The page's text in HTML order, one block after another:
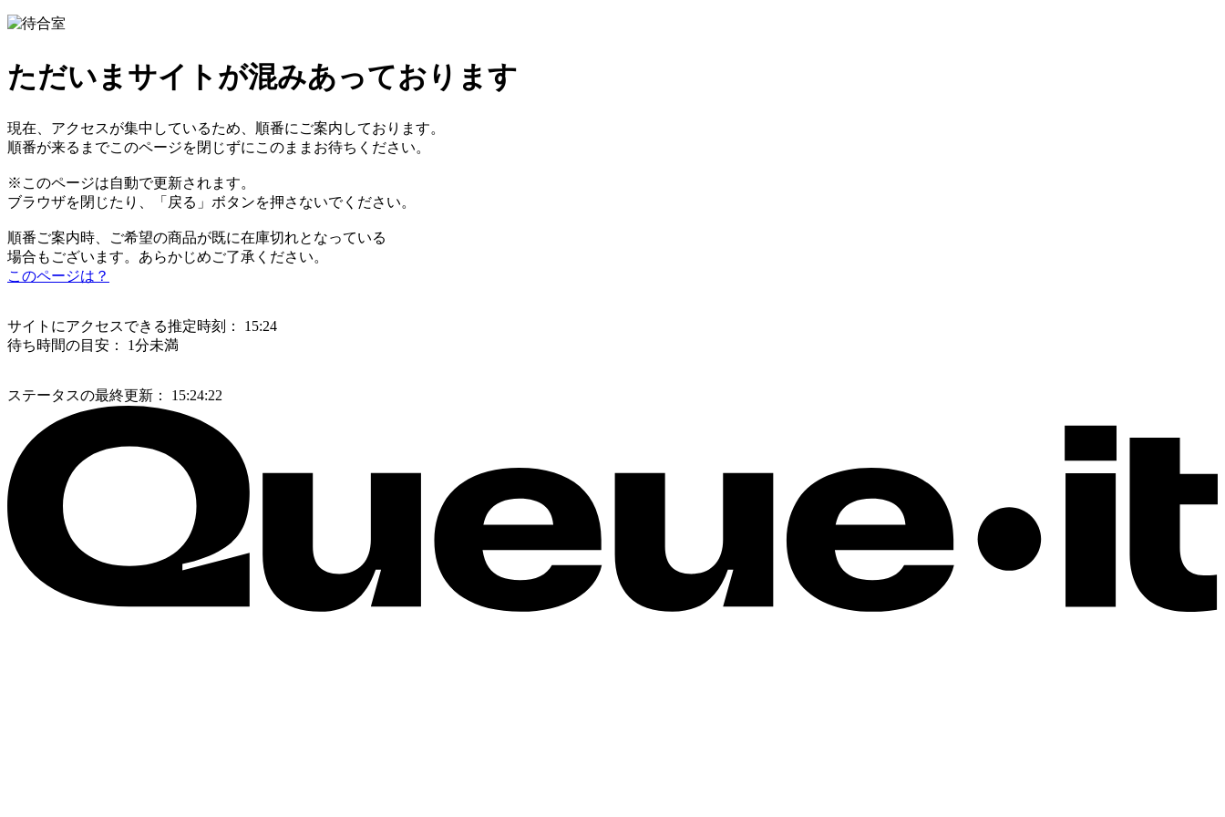
ただいまサイトが混みあっております
現在、アクセスが集中しているため、順番にご案内しております。
順番が来るまでこのページを閉じずにこのままお待ちください。
※このページは自動で更新されます。
ブラウザを閉じたり、「戻る」ボタンを押さないでください。
順番ご案内時、ご希望の商品が既に在庫切れとなっている
場合もございます。あらかじめご了承ください。
このページは？
サイトにアクセスできる推定時刻：
15:24
待ち時間の目安：
1分未満
ステータスの最終更新： 15:24:22